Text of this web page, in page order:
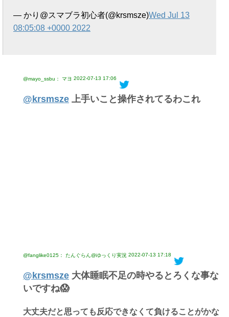
— かり@スマブラ初心者(@krsmsze)Wed Jul 13
08:05:08 +0000 2022
@mayo_ssbu： マヨ 2022-07-13 17:06
@krsmsze 上手いこと操作されてるわこれ
@fanglike0125： たんぐらん@ゆっくり実況 2022-07-13 17:18
@krsmsze 大体睡眠不足の時やるとろくな事な
いですね😱
大丈夫だと思っても反応できなくて負けることがかな